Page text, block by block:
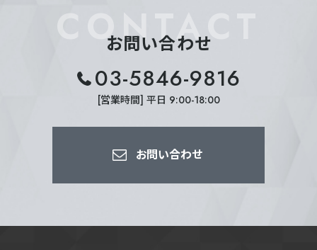
CONTACT
お問い合わせ
03-5846-9816
[営業時間] 平日 9:00-18:00
お問い合わせ